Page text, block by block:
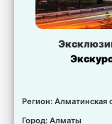
Регион: Алматинская
Город: Алматы